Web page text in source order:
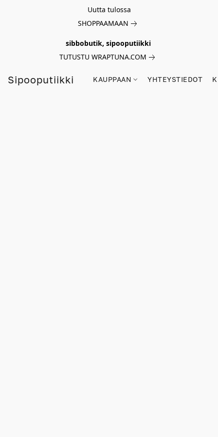
Uutta tulossa
SHOPPAAMAAN
sibbobutik, sipooputiikki
TUTUSTU WRAPTUNA.COM
Sipooputiikki KAUPPAAN YHTEYSTIEDOT